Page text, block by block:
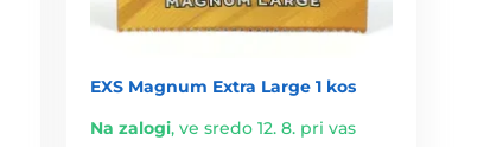
EXS Magnum Extra Large 1 kos
Na zalogi,ve sredo 12. 8. pri vas